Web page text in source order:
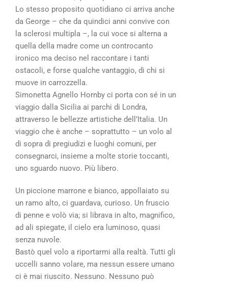
Lo stesso proposito quotidiano ci arriva anche
da George – che da quindici anni convive con
la sclerosi multipla –, la cui voce si alterna a
quella della madre come un controcanto
ironico ma deciso nel raccontare i tanti
ostacoli, e forse qualche vantaggio, di chi si
muove in carrozzella.
Simonetta Agnello Hornby ci porta con sé in un
viaggio dalla Sicilia ai parchi di Londra,
attraverso le bellezze artistiche dell’Italia. Un
viaggio che è anche – soprattutto – un volo al
di sopra di pregiudizi e luoghi comuni, per
consegnarci, insieme a molte storie toccanti,
uno sguardo nuovo. Più libero.
Un piccione marrone e bianco, appollaiato su
un ramo alto, ci guardava, curioso. Un fruscio
di penne e volò via; si librava in alto, magnifico,
ad ali spiegate, il cielo era luminoso, quasi
senza nuvole.
Bastò quel volo a riportarmi alla realtà. Tutti gli
uccelli sanno volare, ma nessun essere umano
ci è mai riuscito. Nessuno. Nessuno può